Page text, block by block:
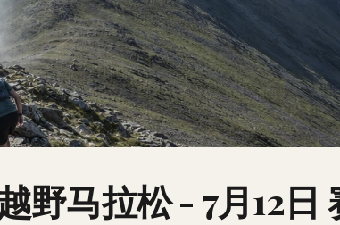
野马拉松 - 7月12日